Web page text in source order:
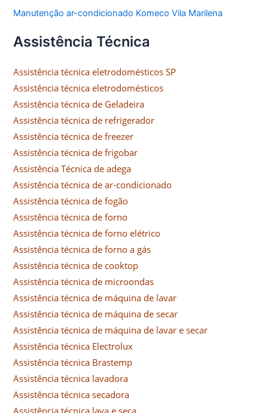
Manutenção ar-condicionado Komeco Vila Marilena
Assistência Técnica
Assistência técnica eletrodomésticos SP
Assistência técnica eletrodomésticos
Assistência técnica de Geladeira
Assistência técnica de refrigerador
Assistência técnica de freezer
Assistência técnica de frigobar
Assistência Técnica de adega
Assistência técnica de ar-condicionado
Assistência técnica de fogão
Assistência técnica de forno
Assistência técnica de forno elétrico
Assistência técnica de forno a gás
Assistência técnica de cooktop
Assistência técnica de microondas
Assistência técnica de máquina de lavar
Assistência técnica de máquina de secar
Assistência técnica de máquina de lavar e secar
Assistência técnica Electrolux
Assistência técnica Brastemp
Assistência técnica lavadora
Assistência técnica secadora